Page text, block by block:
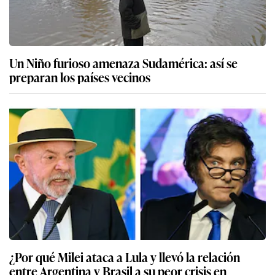
Un Niño furioso amenaza Sudamérica: así se
preparan los países vecinos
¿Por qué Milei ataca a Lula y llevó la relación
entre Argentina y Brasil a su peor crisis en